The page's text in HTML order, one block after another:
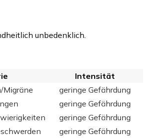
unbedenklich.
Intensität
Migräne
geringe Gefährdung
geringe Gefährdung
geringe Gefährdung
geringe Gefährdung